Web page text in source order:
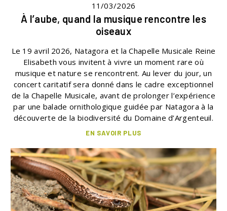
11/03/2026
À l’aube, quand la musique rencontre les
oiseaux
Le 19 avril 2026, Natagora et la Chapelle Musicale Reine
Elisabeth vous invitent à vivre un moment rare où
musique et nature se rencontrent. Au lever du jour, un
concert caritatif sera donné dans le cadre exceptionnel
de la Chapelle Musicale, avant de prolonger l’expérience
par une balade ornithologique guidée par Natagora à la
découverte de la biodiversité du Domaine d’Argenteuil.
EN SAVOIR PLUS